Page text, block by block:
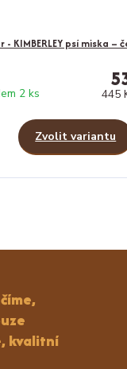
- KIMBERLEY psí miska –
445
2 ks
Zvolit variantu
kvalitní